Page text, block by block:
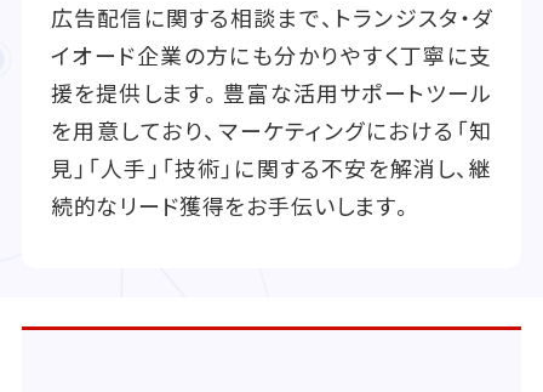
広告配信に関する相談まで、トランジスタ・ダ
イオード企業の方にも分かりやすく丁寧に支
援を提供します。豊富な活用サポートツール
を用意しており、マーケティングにおける「知
見」「人手」「技術」に関する不安を解消し、継
続的なリード獲得をお手伝いします。